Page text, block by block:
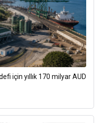
için yıllık 170 milyar AUD